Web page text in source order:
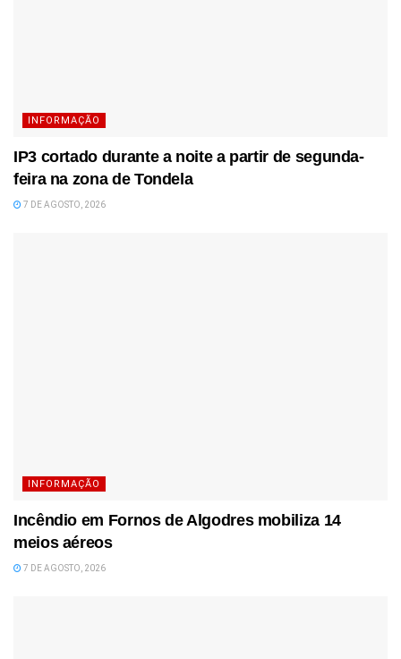
INFORMAÇÃO
IP3 cortado durante a noite a partir de segunda-
feira na zona de Tondela
7 DE AGOSTO, 2026
INFORMAÇÃO
Incêndio em Fornos de Algodres mobiliza 14
meios aéreos
7 DE AGOSTO, 2026